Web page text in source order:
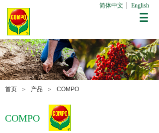
首页 ＞ 产品 ＞ COMPO
COMPO
简体中文 English